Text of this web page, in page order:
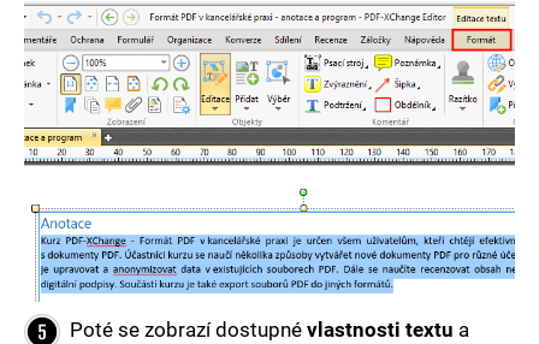
Poté se zobrazí dostupné vlastnosti textu a